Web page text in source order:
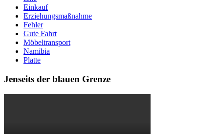
Einkauf
Erziehungsmaßnahme
Fehler
Gute Fahrt
Möbeltransport
Namibia
Platte
Jenseits der blauen Grenze